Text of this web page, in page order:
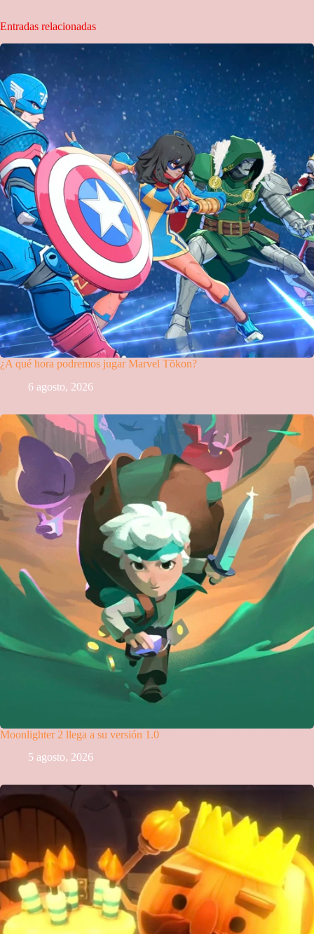
Entradas relacionadas
¿A qué hora podremos jugar Marvel Tōkon?
6 agosto, 2026
Moonlighter 2 llega a su versión 1.0
5 agosto, 2026